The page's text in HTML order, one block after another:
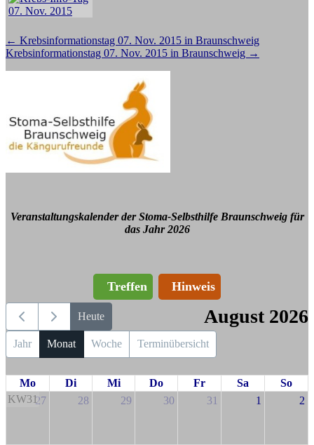
Beitragsnavigation
← Krebsinformationstag 07. Nov. 2015 in Braunschweig
Krebsinformationstag 07. Nov. 2015 in Braunschweig →
Veranstaltungskalender der Stoma-Selbsthilfe Braunschweig für
das Jahr 2026
Treffen Hinweis
Heute August 2026
Jahr Monat Woche Terminübersicht
Mo Di Mi Do Fr Sa
So
KW3127 28 29 30 31 1 2